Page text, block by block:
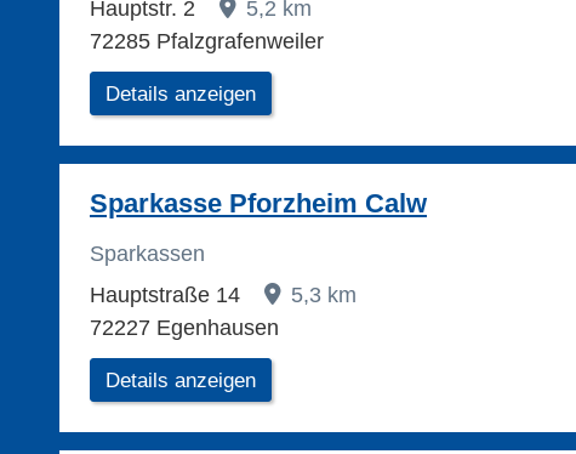
Hauptstr. 2
5,2 km
72285 Pfalzgrafenweiler
Details anzeigen
Sparkasse Pforzheim Calw
Sparkassen
Hauptstraße 14
5,3 km
72227 Egenhausen
Details anzeigen